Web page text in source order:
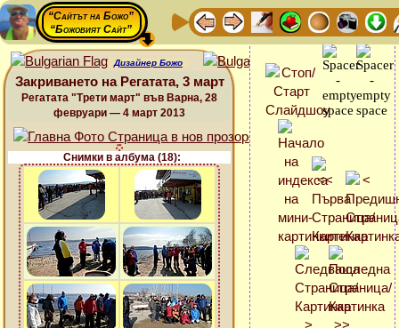
“Сайтът на Божо”
“Божовият Сайт”
Дизайнер Божо
Закриването на Регатата, 3 март
Регатата "Трети март" във Варна, 28
февруари — 4 март 2013
Снимки в албума (18):